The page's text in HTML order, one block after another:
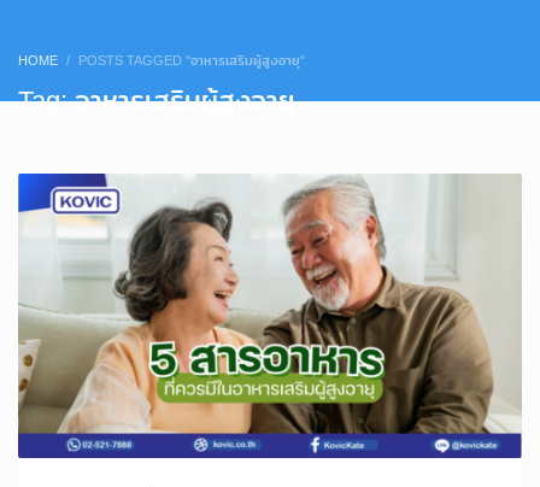
HOME POSTS TAGGED "อาหารเสริมผู้สูงอายุ"
Tag: อาหารเสริมผู้สูงอายุ